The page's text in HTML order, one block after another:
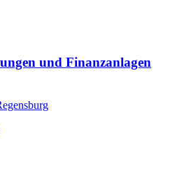
und Finanzanlagen